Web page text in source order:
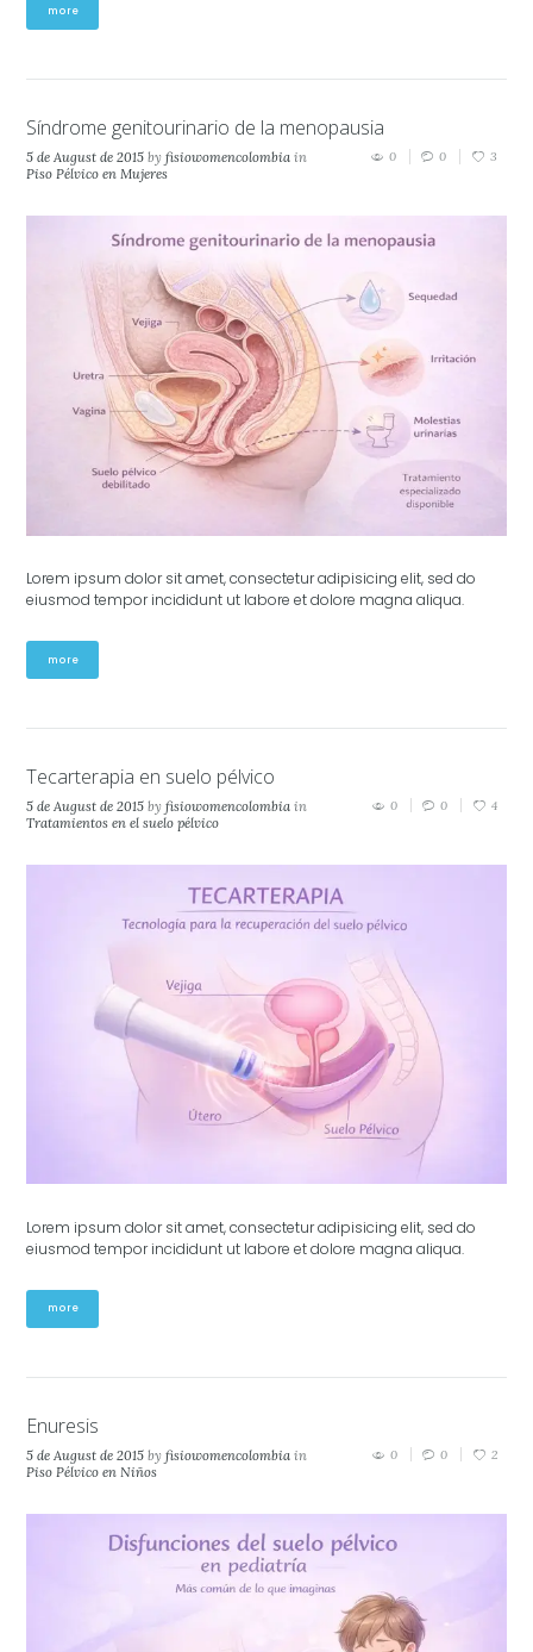
more
Síndrome genitourinario de la menopausia
5 de August de 2015 byfisiowomencolombia in
Piso Pélvico en Mujeres
0 0 3
Lorem ipsum dolor sit amet, consectetur adipisicing elit, sed do
eiusmod tempor incididunt ut labore et dolore magna aliqua.
more
Tecarterapia en suelo pélvico
5 de August de 2015 byfisiowomencolombia in
Tratamientos en el suelo pélvico
0 0 4
Lorem ipsum dolor sit amet, consectetur adipisicing elit, sed do
eiusmod tempor incididunt ut labore et dolore magna aliqua.
more
Enuresis
5 de August de 2015 byfisiowomencolombia in
Piso Pélvico en Niños
0 0 2